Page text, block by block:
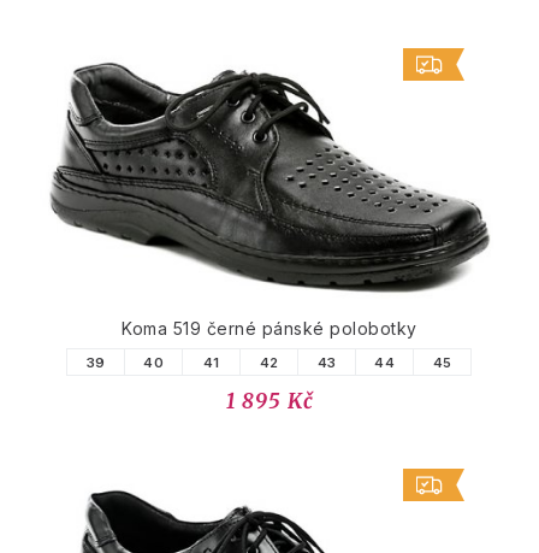
Koma 519 černé pánské polobotky
39 40 41 42 43 44 45
1 895 Kč